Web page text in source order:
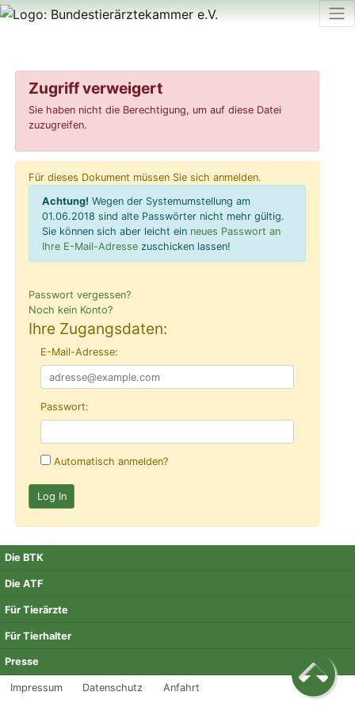
Zugriff verweigert
Sie haben nicht die Berechtigung, um auf diese Datei
zuzugreifen.
Für dieses Dokument müssen Sie sich anmelden.
Achtung! Wegen der Systemumstellung am
01.06.2018 sind alte Passwörter nicht mehr gültig.
Sie können sich aber leicht ein neues Passwort an
Ihre E-Mail-Adresse zuschicken lassen!
Passwort vergessen?
Noch kein Konto?
Ihre Zugangsdaten:
E-Mail-Adresse:
Passwort:
Automatisch anmelden?
Die BTK
Die ATF
Für Tierärzte
Für Tierhalter
Presse
Impressum Datenschutz Anfahrt